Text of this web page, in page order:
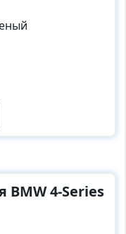
BMW 4-Series